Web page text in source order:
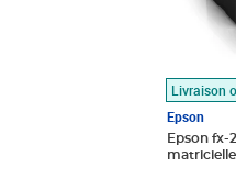
Livraison
Epson
Epson fx-